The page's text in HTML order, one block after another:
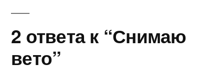
2 ответа к “Снимаю
вето”